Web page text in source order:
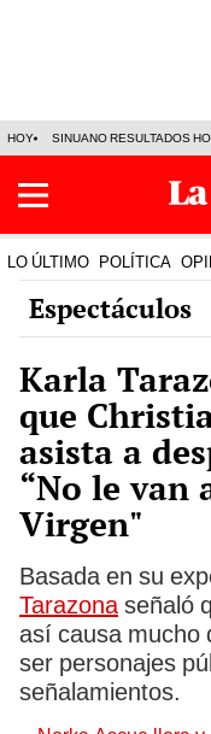
HOY SINUANO RESULTADOS
LO ÚLTIMO POLÍTICA
Espectáculos
Karla
que
asista a
“No le van
Virgen"
Basada en su
Tarazonaseñaló
así causa mucho
ser personajes
señalamientos.